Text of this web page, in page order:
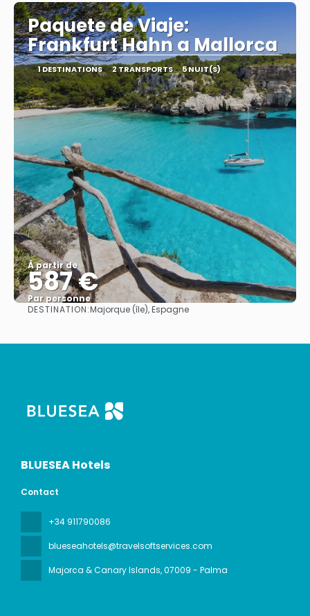
Paquete de Viaje:
Frankfurt Hahn a Mallorca
1 DESTINATIONS 2 TRANSPORTS 5 NUIT(S)
À partir de
587 €
Par personne
Afficher
DESTINATION:Majorque (île), Espagne
BLUESEA Hotels
Contact
+34 911790086
blueseahotels@travelsoftservices.com
Majorca & Canary Islands, 07009 - Palma